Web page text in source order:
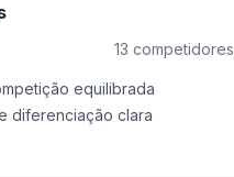
13 competidores
equilibrada
diferenciação clara